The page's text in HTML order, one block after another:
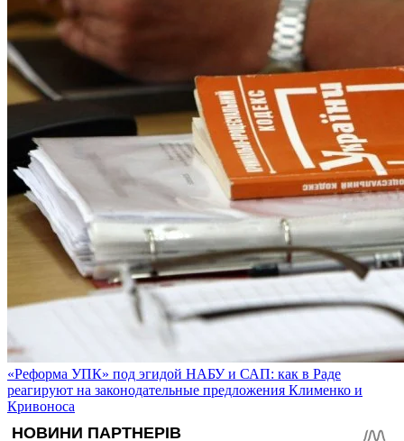
«Реформа УПК» под эгидой НАБУ и САП: как в Раде
реагируют на законодательные предложения Клименко и
Кривоноса